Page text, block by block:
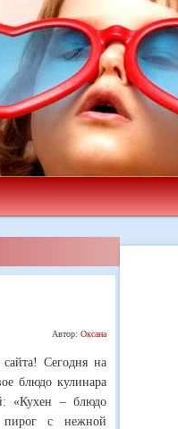
Автор: Оксана
сайта! Сегодня на
блюдо кулинара
«Кухен – блюдо
пирог с нежной